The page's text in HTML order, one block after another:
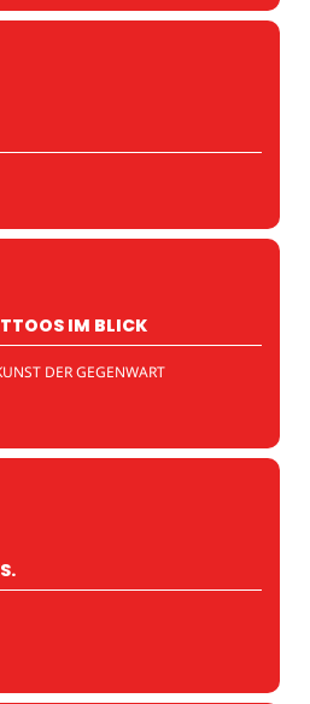
IM BLICK
DER GEGENWART